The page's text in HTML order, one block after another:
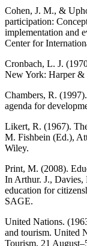
Cohen, J. M., &
participation:
implementation and
Center for
Cronbach, L. J.
New York: Harper &
Chambers, R.
agenda for
Likert, R. (1967).
M. Fishbein (Ed.),
Wiley.
Print, M. (2008).
In Arthur. J.,
education for
SAGE.
United Nations.
and tourism. United
Tourism, 21